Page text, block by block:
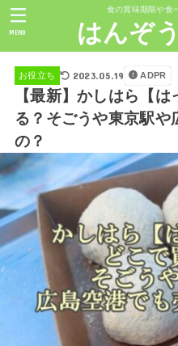
食の賞味期限や食
はんぞ
MENU
お役立ち 2023.05.19 ADPR
【最新】かしはら【
る？そごうや東京駅や
の？